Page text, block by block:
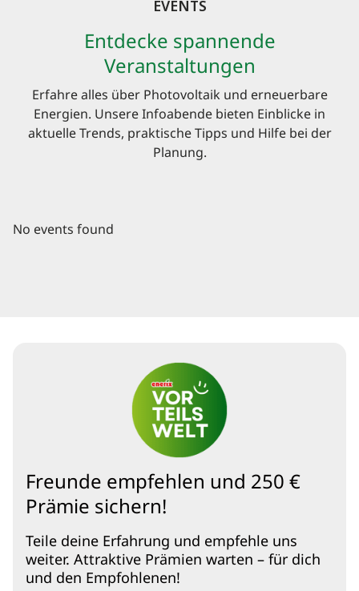
EVENTS
Entdecke spannende
Veranstaltungen
Erfahre alles über Photovoltaik und erneuerbare
Energien. Unsere Infoabende bieten Einblicke in
aktuelle Trends, praktische Tipps und Hilfe bei der
Planung.
No events found
Freunde empfehlen und 250 €
Prämie sichern!
Teile deine Erfahrung und empfehle uns
weiter. Attraktive Prämien warten – für dich
und den Empfohlenen!